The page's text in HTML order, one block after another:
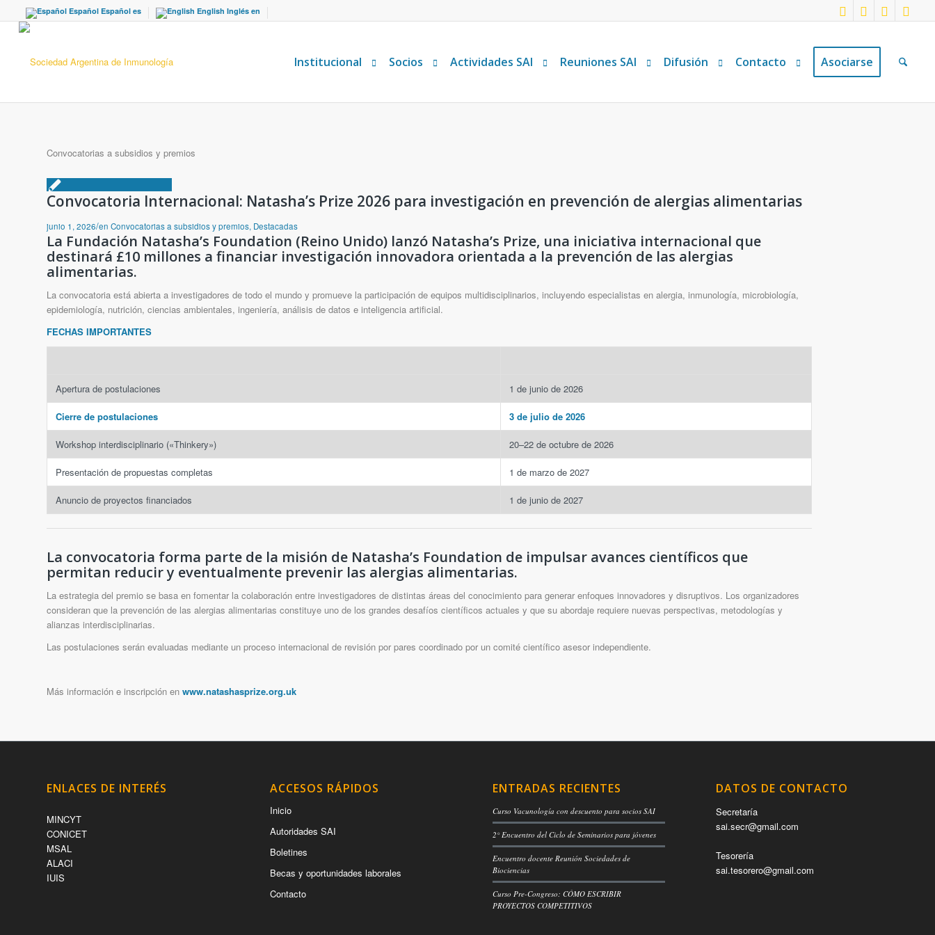
Español Español es English Inglés en
Institucional Socios Actividades SAI Reuniones SAI Difusión Contacto Asociarse
Convocatorias a subsidios y premios
Convocatoria Internacional: Natasha’s Prize 2026 para investigación en prevención de alergias alimentarias
junio 1, 2026/en Convocatorias a subsidios y premios, Destacadas
La Fundación Natasha’s Foundation (Reino Unido) lanzó Natasha’s Prize, una iniciativa internacional que
destinará £10 millones a financiar investigación innovadora orientada a la prevención de las alergias
alimentarias.
La convocatoria está abierta a investigadores de todo el mundo y promueve la participación de equipos multidisciplinarios, incluyendo especialistas en alergia, inmunología, microbiología,
epidemiología, nutrición, ciencias ambientales, ingeniería, análisis de datos e inteligencia artificial.
FECHAS IMPORTANTES
Apertura de postulaciones 1 de junio de 2026
Cierre de postulaciones 3 de julio de 2026
Workshop interdisciplinario («Thinkery») 20–22 de octubre de 2026
Presentación de propuestas completas 1 de marzo de 2027
Anuncio de proyectos financiados 1 de junio de 2027
La convocatoria forma parte de la misión de Natasha’s Foundation de impulsar avances científicos que
permitan reducir y eventualmente prevenir las alergias alimentarias.
La estrategia del premio se basa en fomentar la colaboración entre investigadores de distintas áreas del conocimiento para generar enfoques innovadores y disruptivos. Los organizadores
consideran que la prevención de las alergias alimentarias constituye uno de los grandes desafíos científicos actuales y que su abordaje requiere nuevas perspectivas, metodologías y
alianzas interdisciplinarias.
Las postulaciones serán evaluadas mediante un proceso internacional de revisión por pares coordinado por un comité científico asesor independiente.
Más información e inscripción en www.natashasprize.org.uk
ENLACES DE INTERÉS
MINCYT
CONICET
MSAL
ALACI
IUIS
ACCESOS RÁPIDOS
Inicio
Autoridades SAI
Boletines
Becas y oportunidades laborales
Contacto
ENTRADAS RECIENTES
Curso Vacunología con descuento para socios SAI
2° Encuentro del Ciclo de Seminarios para jóvenes
Encuentro docente Reunión Sociedades de
Biociencias
Curso Pre-Congreso: CÓMO ESCRIBIR
PROYECTOS COMPETITIVOS
DATOS DE CONTACTO
Secretaría
sai.secr@gmail.com
Tesorería
sai.tesorero@gmail.com